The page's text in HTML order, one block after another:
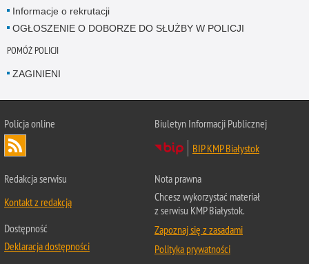
Informacje o rekrutacji
OGŁOSZENIE O DOBORZE DO SŁUŻBY W POLICJI
POMÓŻ POLICJI
ZAGINIENI
Policja online
Biuletyn Informacji Publicznej
BIP KMP Białystok
Redakcja serwisu
Kontakt z redakcją
Dostępność
Deklaracja dostępności
Nota prawna
Chcesz wykorzystać materiał
z serwisu KMP Białystok.
Zapoznaj się z zasadami
Polityka prywatności